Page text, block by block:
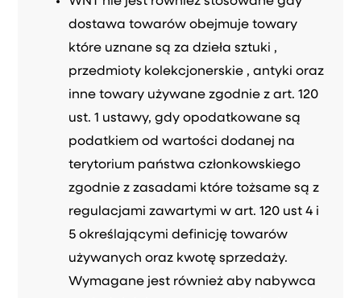
dostawa towarów obejmuje towary
które uznane są za dzieła sztuki ,
przedmioty kolekcjonerskie , antyki oraz
inne towary używane zgodnie z art. 120
ust. 1 ustawy, gdy opodatkowane są
podatkiem od wartości dodanej na
terytorium państwa członkowskiego
zgodnie z zasadami które tożsame są z
regulacjami zawartymi w art. 120 ust 4 i
5 określającymi definicję towarów
używanych oraz kwotę sprzedaży.
Wymagane jest również aby nabywca